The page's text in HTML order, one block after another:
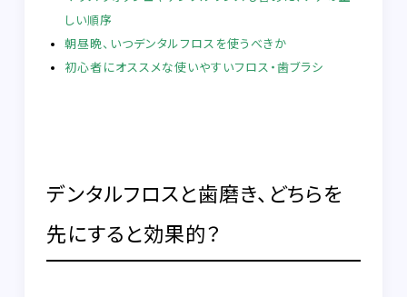
しい順序
朝昼晩、いつデンタルフロスを使うべきか
初心者にオススメな使いやすいフロス・歯ブラシ
デンタルフロスと歯磨き、どちらを
先にすると効果的？